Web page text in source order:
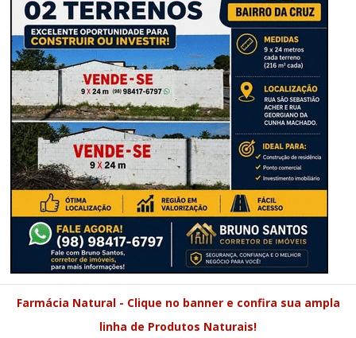
Farmácia Natural - Clique no banner e confira sua ampla
linha de Produtos Naturais!